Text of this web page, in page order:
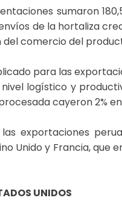
sumaron
de la hortaliza
del comercio del
para las
logístico y
cayeron 2% en
exportaciones
Unido y Francia, que
UNIDOS